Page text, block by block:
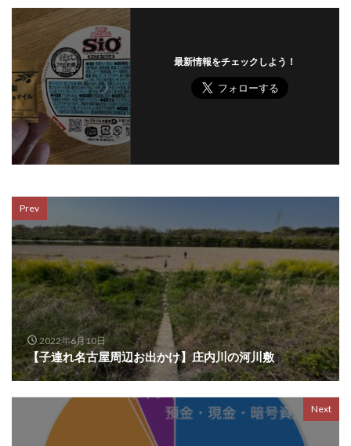
最新情報をチェックしよう！
Prev
2022年6月10日
【子連れ名古屋周辺お出かけ】庄内川の河川敷
Next